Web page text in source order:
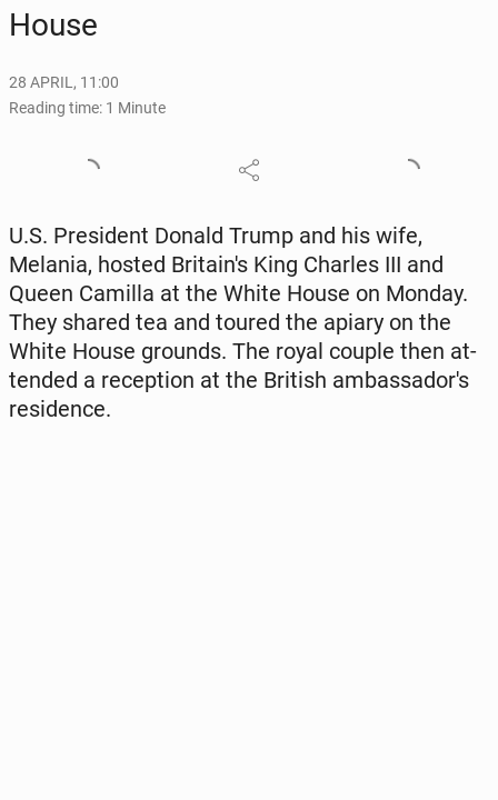
House
28 APRIL, 11:00
Reading time: 1 Minute
U.S. Pres­i­dent Donald Trump and his wife,
Melania, hosted Britain's King Charles III and
Queen Camilla at the White House on Monday.
They shared tea and toured the apiary on the
White House grounds. The royal couple then at­
tend­ed a re­cep­tion at the British am­bas­sador's
res­i­dence.